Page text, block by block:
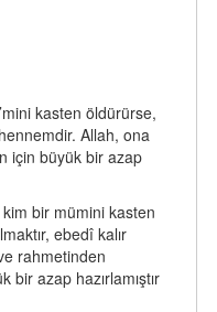
kasten öldürürse,
Allah, ona
için büyük bir azap
kim bir mümini kasten
ebedî kalır
rahmetinden
bir azap hazırlamıştır